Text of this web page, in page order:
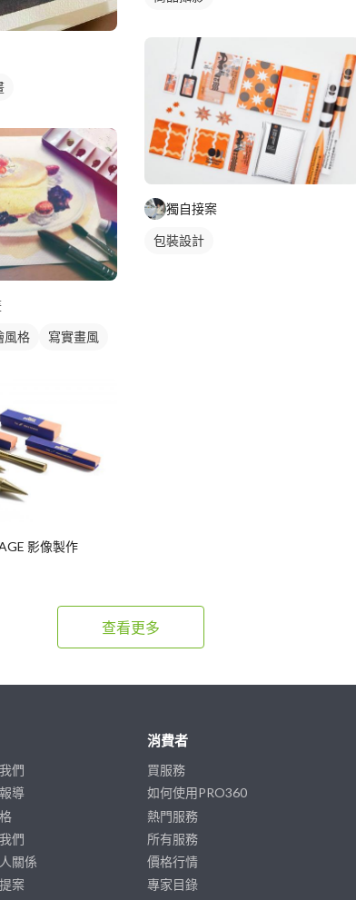
風格
寫實畫風
影像製作
獨自接案
包裝設計
查看更多
們
導
們
關係
案
消費者
買服務
如何使用PRO360
熱門服務
所有服務
價格行情
專家目錄